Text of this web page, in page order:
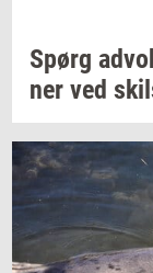
Spørg
ner ved